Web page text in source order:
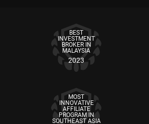
BEST
INVESTMENT
BROKER IN
MALAYSIA
2023
MOST
INNOVATIVE
AFFILIATE
PROGRAM IN
SOUTHEAST ASIA